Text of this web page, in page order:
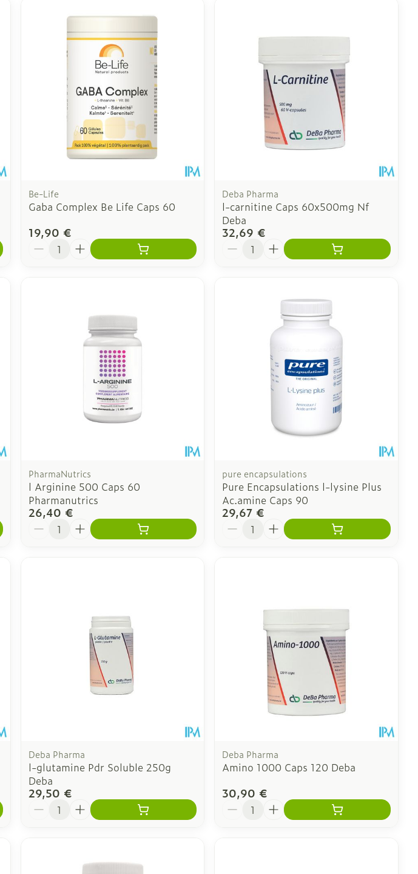
et maximales du prix.
Be-Life
Gaba Complex Be Life Caps 60
19,90 €
Quantité
Deba Pharma
l-carnitine Caps 60x500mg Nf
Deba
32,69 €
Quantité
PharmaNutrics
l Arginine 500 Caps 60
Pharmanutrics
26,40 €
Quantité
pure encapsulations
Pure Encapsulations l-lysine Plus
Ac.amine Caps 90
29,67 €
Quantité
Deba Pharma
l-glutamine Pdr Soluble 250g
Deba
29,50 €
Quantité
Deba Pharma
Amino 1000 Caps 120 Deba
30,90 €
Quantité